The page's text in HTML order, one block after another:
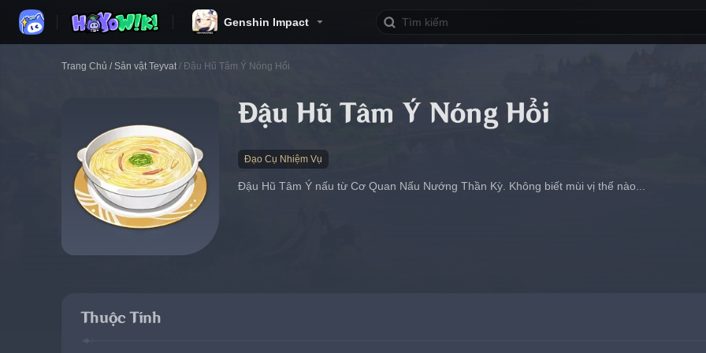
Genshin Impact
Trang Chủ / Sản vật Teyvat / Đậu Hũ Tâm Ý Nóng Hổi
Đậu Hũ Tâm Ý Nóng Hổi
Đạo Cụ Nhiệm Vụ
Đậu Hũ Tâm Ý nấu từ Cơ Quan Nấu Nướng Thần Kỳ. Không biết mùi vị thế nào...
Thuộc Tính